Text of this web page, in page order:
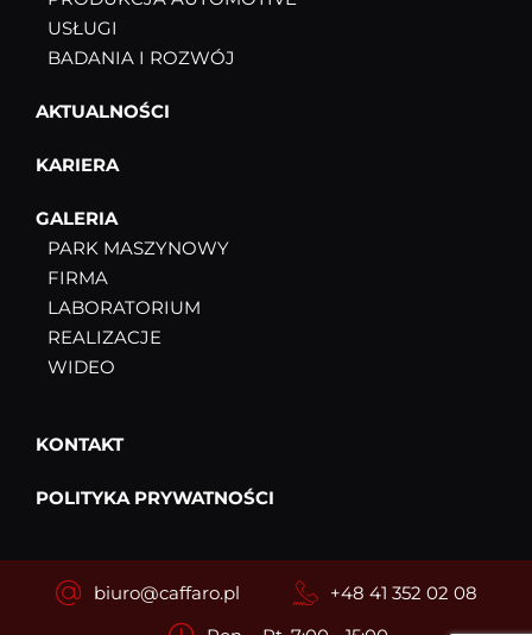
USŁUGI
BADANIA I ROZWÓJ
AKTUALNOŚCI
KARIERA
GALERIA
PARK MASZYNOWY
FIRMA
LABORATORIUM
REALIZACJE
WIDEO
KONTAKT
POLITYKA PRYWATNOŚCI
biuro@caffaro.pl
+48 41 352 02 08